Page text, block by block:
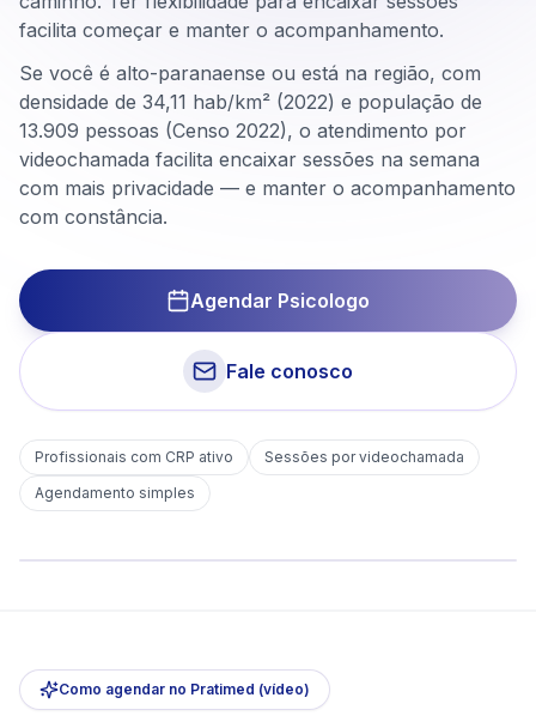
facilita começar e manter o acompanhamento.
Se você é alto-paranaense ou está na região, com
densidade de 34,11 hab/km² (2022) e população de
13.909 pessoas (Censo 2022), o atendimento por
videochamada facilita encaixar sessões na semana
com mais privacidade — e manter o acompanhamento
com constância.
Agendar Psicologo
Fale conosco
Profissionais com CRP ativo
Sessões por videochamada
Agendamento simples
Como agendar no Pratimed (vídeo)